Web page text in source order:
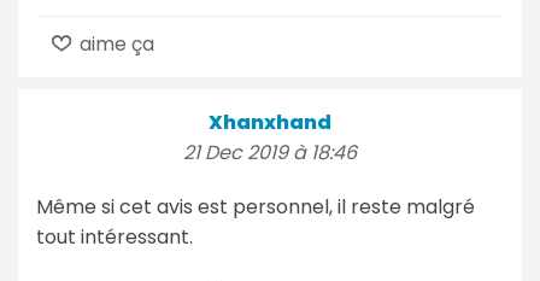
aime ça
Xhanxhand
21 Dec 2019 à 18:46
Même si cet avis est personnel, il reste malgré
tout intéressant.